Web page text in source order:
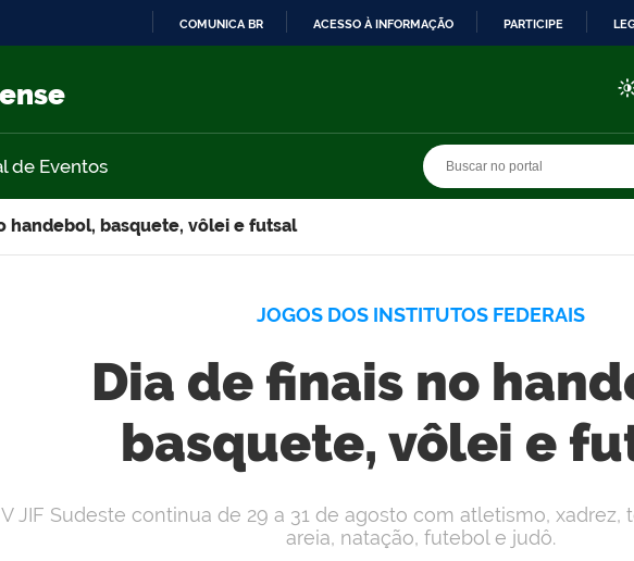
COMUNICA BR ACESSO À INFORMAÇÃO PARTICIPE
de Eventos
handebol, basquete, vôlei e futsal
JOGOS DOS INSTITUTOS FEDERAIS
Dia de finais no
basquete, vôlei e
V JIF Sudeste continua de 29 a 31 de agosto com atletismo, xadrez,
areia, natação, futebol e judô.